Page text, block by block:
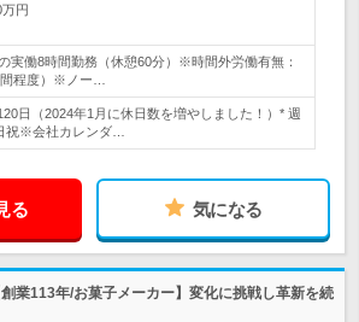
円
実働8時間勤務（休憩60分）※時間外労働有無：
程度）※ノー…
日（2024年1月に休日数を増やしました！）* 週
祝※会社カレンダ…
る 気になる
業113年/お菓子メーカー】変化に挑戦し革新を続